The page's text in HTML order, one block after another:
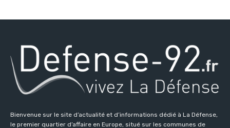
Bienvenue sur le site d’actualité et d’informations dédié à La Défense,
le premier quartier d’affaire en Europe, situé sur les communes de